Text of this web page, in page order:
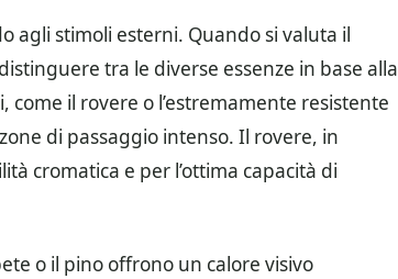
agli stimoli esterni. Quando si valuta il
tra le diverse essenze in base alla
il rovere o l’estremamente resistente
di passaggio intenso. Il rovere, in
cromatica e per l’ottima capacità di
o il pino offrono un calore visivo